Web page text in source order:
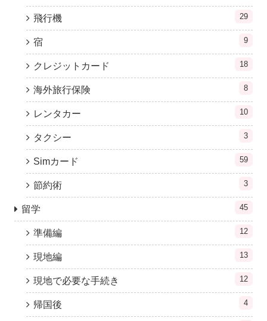
飛行機 29
宿 9
クレジットカード 18
海外旅行保険 8
レンタカー 10
タクシー 3
Simカード 59
節約術 3
留学 45
準備編 12
現地編 13
現地で必要な手続き 12
帰国後 4